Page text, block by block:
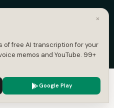
×
of free AI transcription for your
memos and YouTube. 99+
Google Play